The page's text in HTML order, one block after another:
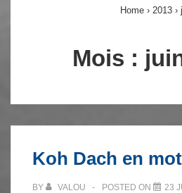
Home › 2013 ›
Mois :
Koh Dach en
BY VALOU POSTED ON 23